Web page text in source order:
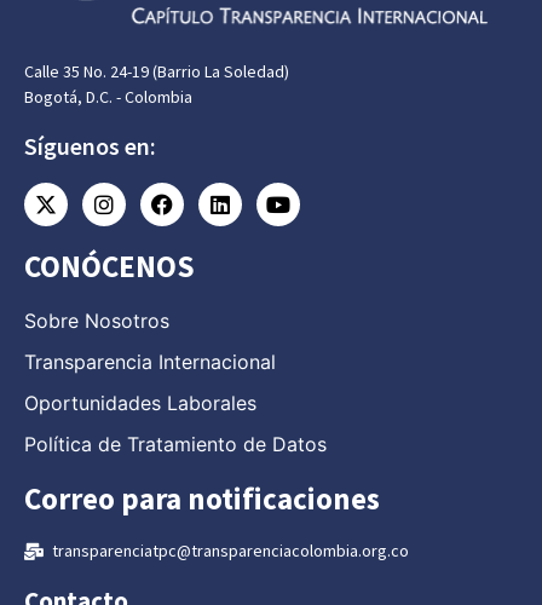
Calle 35 No. 24-19 (Barrio La Soledad)
Bogotá, D.C. - Colombia
Síguenos en:
CONÓCENOS
Sobre Nosotros
Transparencia Internacional
Oportunidades Laborales
Política de Tratamiento de Datos
Correo para notificaciones
transparenciatpc@transparenciacolombia.org.co